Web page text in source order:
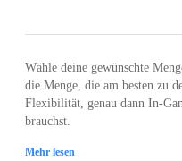
Wähle deine gewünschte
die Menge, die am besten zu
Flexibilität, genau dann In-
brauchst.
Mehr lesen